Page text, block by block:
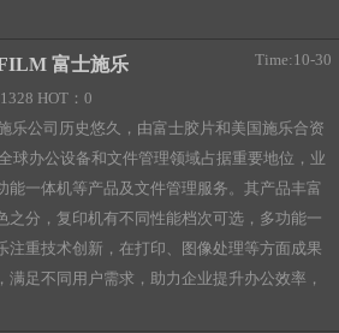
富士施乐 Time:10-30
HOT：0
乐公司历史悠久，由富士胶片和美国施乐合资
球办公设备和文件管理领域占据重要地位，业
能一体机等产品及文件管理服务。其产品丰富
之分，复印机有不同性能档次可选，多功能一
注重技术创新，在打印、图像处理等方面成果
满足不同用户需求，助力企业提升办公效率，